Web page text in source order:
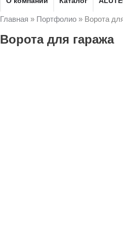
Главная » Портфолио » Ворота
Ворота для гаража